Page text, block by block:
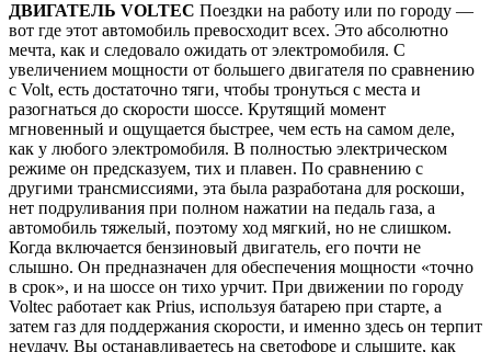
ДВИГАТЕЛЬ VOLTEC Поездки на работу или по городу —
вот где этот автомобиль превосходит всех. Это абсолютно
мечта, как и следовало ожидать от электромобиля. С
увеличением мощности от большего двигателя по сравнению
с Volt, есть достаточно тяги, чтобы тронуться с места и
разогнаться до скорости шоссе. Крутящий момент
мгновенный и ощущается быстрее, чем есть на самом деле,
как у любого электромобиля. В полностью электрическом
режиме он предсказуем, тих и плавен. По сравнению с
другими трансмиссиями, эта была разработана для роскоши,
нет подруливания при полном нажатии на педаль газа, а
автомобиль тяжелый, поэтому ход мягкий, но не слишком.
Когда включается бензиновый двигатель, его почти не
слышно. Он предназначен для обеспечения мощности «точно
в срок», и на шоссе он тихо урчит. При движении по городу
Voltec работает как Prius, используя батарею при старте, а
затем газ для поддержания скорости, и именно здесь он терпит
неудачу. Вы останавливаетесь на светофоре и слышите, как